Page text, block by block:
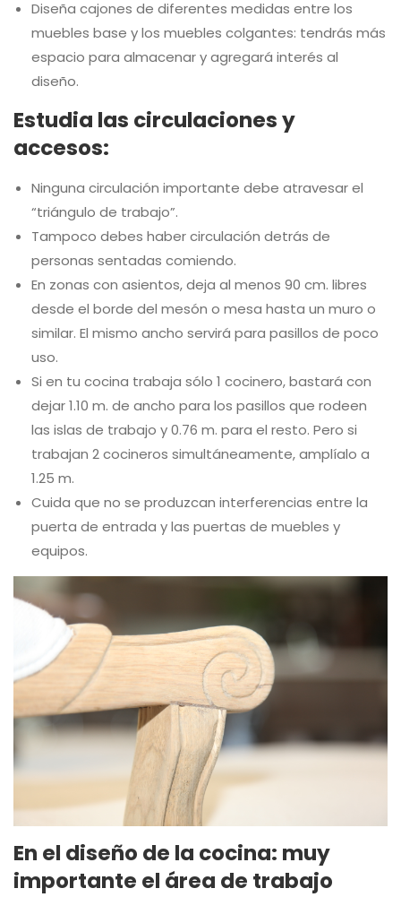
Diseña cajones de diferentes medidas entre los
muebles base y los muebles colgantes: tendrás más
espacio para almacenar y agregará interés al
diseño.
Estudia las circulaciones y
accesos:
Ninguna circulación importante debe atravesar el
“triángulo de trabajo”.
Tampoco debes haber circulación detrás de
personas sentadas comiendo.
En zonas con asientos, deja al menos 90 cm. libres
desde el borde del mesón o mesa hasta un muro o
similar. El mismo ancho servirá para pasillos de poco
uso.
Si en tu cocina trabaja sólo 1 cocinero, bastará con
dejar 1.10 m. de ancho para los pasillos que rodeen
las islas de trabajo y 0.76 m. para el resto. Pero si
trabajan 2 cocineros simultáneamente, amplíalo a
1.25 m.
Cuida que no se produzcan interferencias entre la
puerta de entrada y las puertas de muebles y
equipos.
En el diseño de la cocina: muy
importante el área de trabajo